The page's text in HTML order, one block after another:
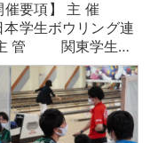
催要項】 主 催
本学⽣ボウリング連
管 関東学⽣…